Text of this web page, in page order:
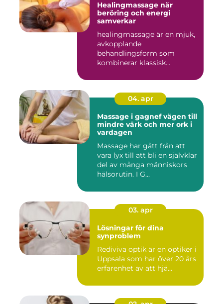
Healingmassage när
beröring och energi
samverkar
healingmassage är en mjuk,
avkopplande
behandlingsform som
kombinerar klassisk
04. apr
Massage i gagnef vägen till
mindre värk och mer ork i
vardagen
Massage har gått från att
vara lyx till att bli en självklar
del av många människors
hälsorutin. I G...
03. apr
Lösningar för dina
synproblem
Rediviva optik är en optiker i
Uppsala som har över 20 års
erfarenhet av att hjä...